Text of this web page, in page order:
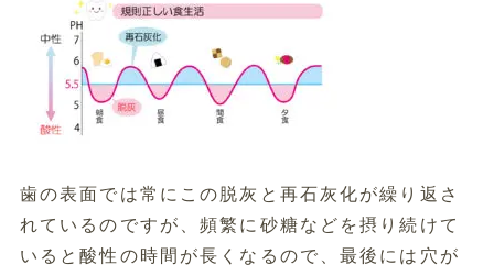
歯の表面では常にこの脱灰と再石灰化が繰り返さ
れているのですが、頻繁に砂糖などを摂り続けて
いると酸性の時間が長くなるので、最後には穴が